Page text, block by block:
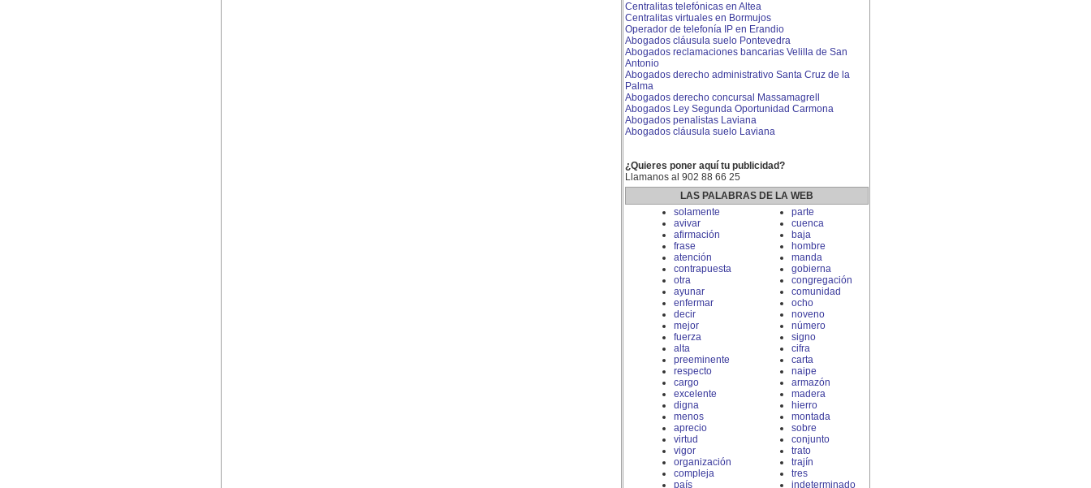
Centralitas telefónicas en Altea
Centralitas virtuales en Bormujos
Operador de telefonía IP en Erandio
Abogados cláusula suelo Pontevedra
Abogados reclamaciones bancarias Velilla de San
Antonio
Abogados derecho administrativo Santa Cruz de la
Palma
Abogados derecho concursal Massamagrell
Abogados Ley Segunda Oportunidad Carmona
Abogados penalistas Laviana
Abogados cláusula suelo Laviana
¿Quieres poner aquí tu publicidad?
Llamanos al 902 88 66 25
LAS PALABRAS DE LA WEB
solamente
avivar
afirmación
frase
atención
contrapuesta
otra
ayunar
enfermar
decir
mejor
fuerza
alta
preeminente
respecto
cargo
excelente
digna
menos
aprecio
virtud
vigor
organización
compleja
país
parte
cuenca
baja
hombre
manda
gobierna
congregación
comunidad
ocho
noveno
número
signo
cifra
carta
naipe
armazón
madera
hierro
montada
sobre
conjunto
trato
trajín
tres
indeterminado